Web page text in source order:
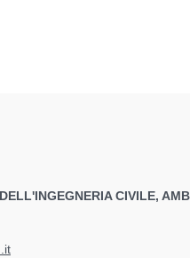
CIVILE,